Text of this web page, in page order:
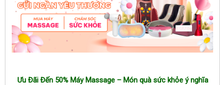
Ưu Đãi Đến 50% Máy Massage – Món quà sức khỏe ý nghĩa